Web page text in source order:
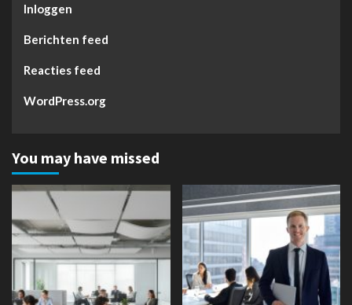
Inloggen
Berichten feed
Reacties feed
WordPress.org
You may have missed